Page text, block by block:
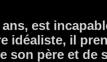
est
idéaliste, il
son père et de